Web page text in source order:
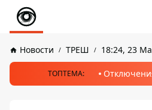
Новости ТРЕШ 18:24, 23
ТОПТЕМА: